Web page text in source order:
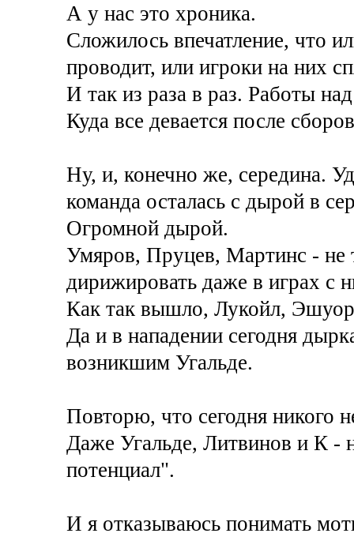
А у нас это хроника.
Сложилось впечатление, что
проводит, или игроки на них
И так из раза в раз. Работы
Куда все девается после
Ну, и, конечно же, середина.
команда осталась с дырой в
Огромной дырой.
Умяров, Пруцев, Мартинс - не
дирижировать даже в играх с
Как так вышло, Лукойл,
Да и в нападении сегодня
возникшим Угальде.
Повторю, что сегодня никого
Даже Угальде, Литвинов и К -
потенциал".
И я отказываюсь понимать